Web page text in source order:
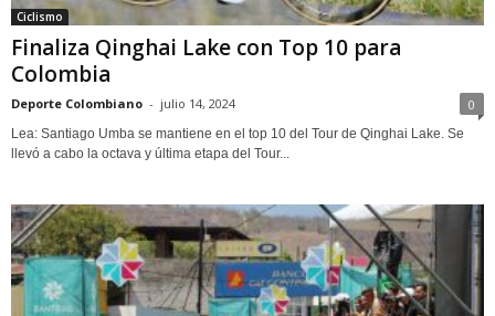
Ciclismo
Finaliza Qinghai Lake con Top 10 para
Colombia
Deporte Colombiano - julio 14, 2024 0
Lea: Santiago Umba se mantiene en el top 10 del Tour de Qinghai Lake. Se
llevó a cabo la octava y última etapa del Tour...